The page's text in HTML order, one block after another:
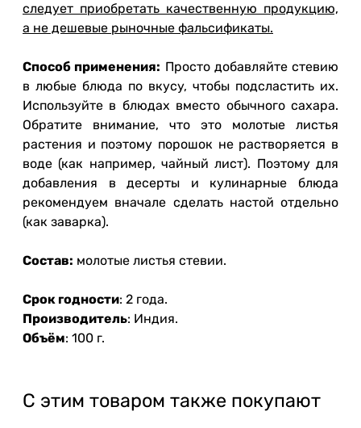
следует приобретать качественную продукцию,
а не дешевые рыночные фальсификаты.
Способ применения: Просто добавляйте стевию
в любые блюда по вкусу, чтобы подсластить их.
Используйте в блюдах вместо обычного сахара.
Обратите внимание, что это молотые листья
растения и поэтому порошок не растворяется в
воде (как например, чайный лист). Поэтому для
добавления в десерты и кулинарные блюда
рекомендуем вначале сделать настой отдельно
(как заварка).
Состав: молотые листья стевии.
Срок годности: 2 года.
Производитель: Индия.
Объём: 100 г.
С этим товаром также покупают